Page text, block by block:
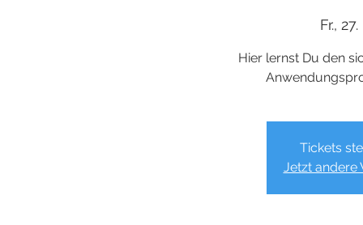
Fr.,
Hier lernst Du den
Tickets
Jetzt andere